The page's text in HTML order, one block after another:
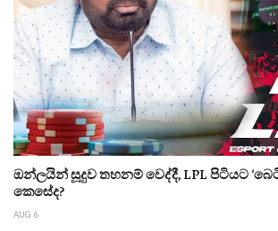
ඔන්ලයින් සූදුව තහනම් වෙද්දී, LPL පිටියට
කෙසේද?
AUG 6